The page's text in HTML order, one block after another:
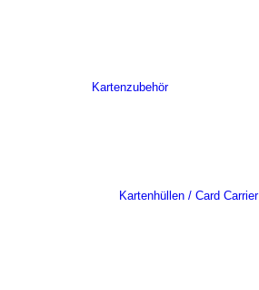
Kartenzubehör
Kartenhüllen / Card Carrier